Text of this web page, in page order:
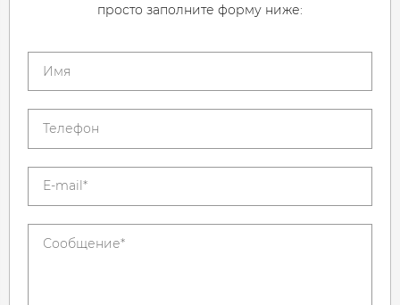
просто заполните форму ниже: